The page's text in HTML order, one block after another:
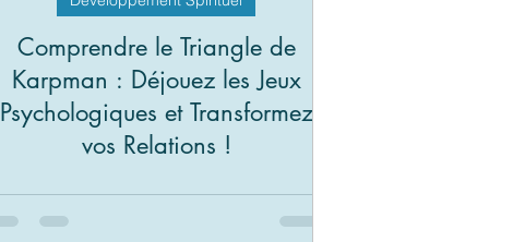
Comprendre le Triangle de
Karpman : Déjouez les Jeux
Psychologiques et Transformez
vos Relations !